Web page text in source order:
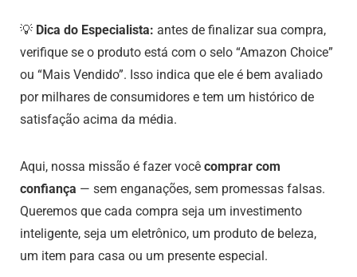
💡 Dica do Especialista: antes de finalizar sua compra,
verifique se o produto está com o selo “Amazon Choice”
ou “Mais Vendido”. Isso indica que ele é bem avaliado
por milhares de consumidores e tem um histórico de
satisfação acima da média.
Aqui, nossa missão é fazer você comprar com
confiança — sem enganações, sem promessas falsas.
Queremos que cada compra seja um investimento
inteligente, seja um eletrônico, um produto de beleza,
um item para casa ou um presente especial.